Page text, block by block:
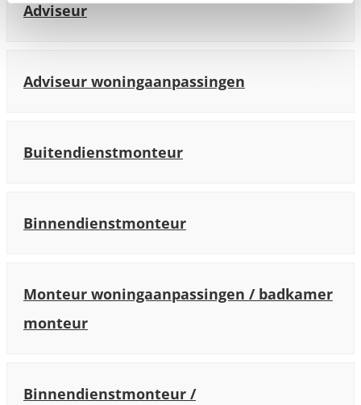
Adviseur
Adviseur woningaanpassingen
Buitendienstmonteur
Binnendienstmonteur
Monteur woningaanpassingen / badkamer
monteur
Binnendienstmonteur /